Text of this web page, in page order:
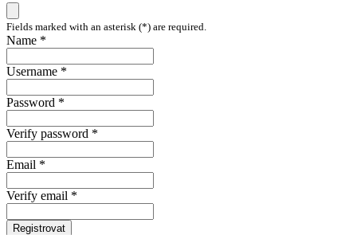
Fields marked with an asterisk (*) are required.
Name *
Username *
Password *
Verify password *
Email *
Verify email *
Registrovat